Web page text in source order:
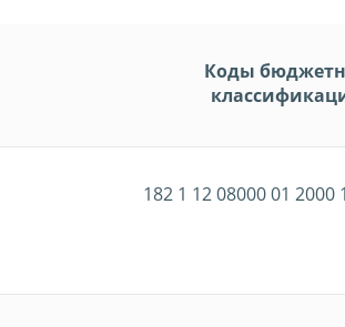
Коды
182 1 12 08000 01 2000